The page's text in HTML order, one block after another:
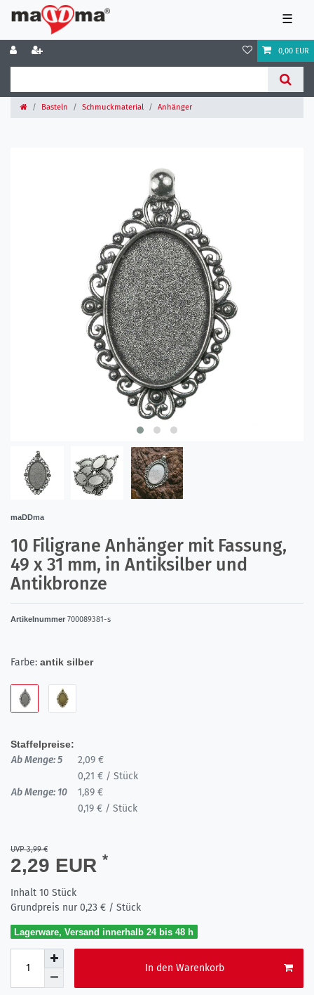
☰
0,00 EUR
Basteln Schmuckmaterial Anhänger
maDDma
10 Filigrane Anhänger mit Fassung,
49 x 31 mm, in Antiksilber und
Antikbronze
Artikelnummer 700089381-s
Farbe: antik silber
Staffelpreise:
Ab Menge: 5
2,09 €
0,21 € / Stück
Ab Menge: 10
1,89 €
0,19 € / Stück
UVP 3,99 €
2,29 EUR *
Inhalt 10 Stück
Grundpreis nur0,23 € / Stück
Lagerware, Versand innerhalb 24 bis 48 h
In den Warenkorb